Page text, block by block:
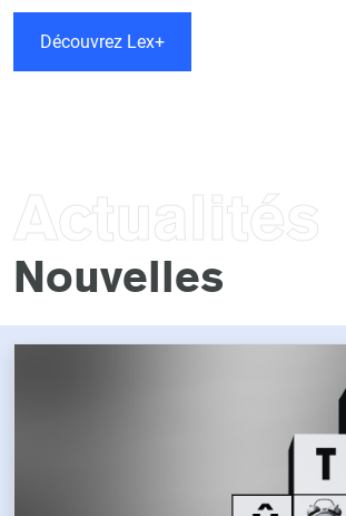
Découvrez Lex+
Actualités
Nouvelles